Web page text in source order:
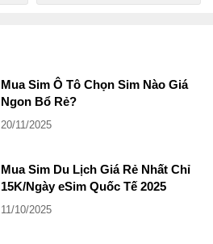
Mua Sim Ô Tô Chọn Sim Nào Giá
Ngon Bổ Rẻ?
20/11/2025
Mua Sim Du Lịch Giá Rẻ Nhất Chỉ
15K/Ngày eSim Quốc Tế 2025
11/10/2025